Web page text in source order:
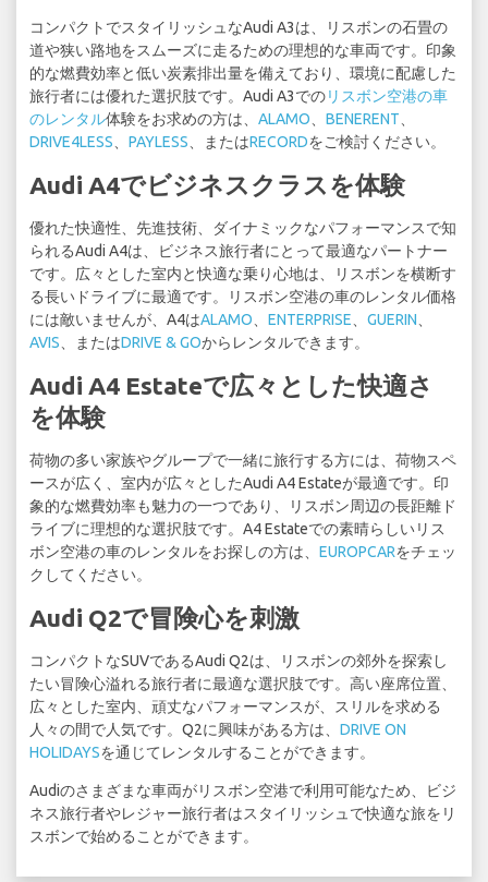
コンパクトでスタイリッシュなAudi A3は、リスボンの石畳の
道や狭い路地をスムーズに走るための理想的な車両です。印象
的な燃費効率と低い炭素排出量を備えており、環境に配慮した
旅行者には優れた選択肢です。Audi A3でのリスボン空港の車
のレンタル体験をお求めの方は、 ALAMO BENERENT
DRIVE4LESS
PAYLESS 、またはRECORDをご検討ください。
Audi A4でビジネスクラスを体験
優れた快適性、先進技術、ダイナミックなパフォーマンスで知
られるAudi A4は、ビジネス旅行者にとって最適なパートナー
です。広々とした室内と快適な乗り心地は、リスボンを横断す
る長いドライブに最適です。リスボン空港の車のレンタル価格
には敵いませんが、A4はALAMO ENTERPRISE GUERIN
AVIS 、またはDRIVE & GOからレンタルできます。
Audi A4 Estateで広々とした快適さ
を体験
荷物の多い家族やグループで一緒に旅行する方には、荷物スペ
ースが広く、室内が広々としたAudi A4 Estateが最適です。印
象的な燃費効率も魅力の一つであり、リスボン周辺の長距離ド
ライブに理想的な選択肢です。A4 Estateでの素晴らしいリス
ボン空港の車のレンタルをお探しの方は、 EUROPCARをチェッ
クしてください。
Audi Q2で冒険心を刺激
コンパクトなSUVであるAudi Q2は、リスボンの郊外を探索し
たい冒険心溢れる旅行者に最適な選択肢です。高い座席位置、
広々とした室内、頑丈なパフォーマンスが、スリルを求める
人々の間で人気です。Q2に興味がある方は、 DRIVE ON
HOLIDAYSを通じてレンタルすることができます。
Audiのさまざまな車両がリスボン空港で利用可能なため、ビジ
ネス旅行者やレジャー旅行者はスタイリッシュで快適な旅をリ
スボンで始めることができます。